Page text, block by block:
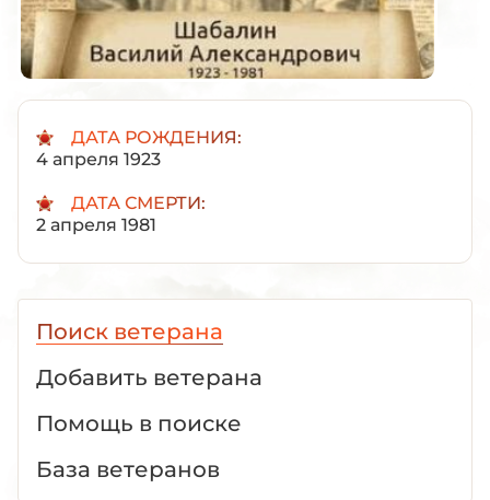
ДАТА РОЖДЕНИЯ:
4 апреля 1923
ДАТА СМЕРТИ:
2 апреля 1981
Поиск ветерана
Добавить ветерана
Помощь в поиске
База ветеранов